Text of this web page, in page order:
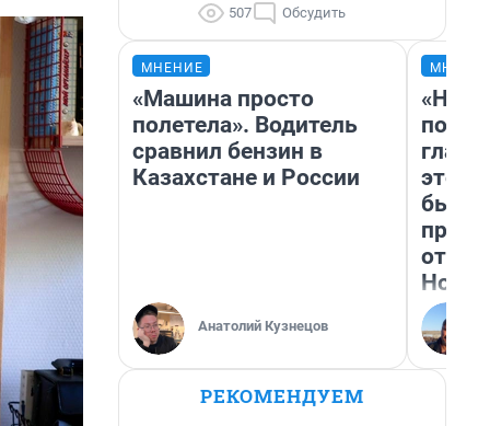
507 Обсудить
МНЕНИЕ
«Машина просто
полетела». Водитель
сравнил бензин в
Казахстане и России
Анатолий Кузнецов
этого
бьет
РЕКОМЕНДУЕМ